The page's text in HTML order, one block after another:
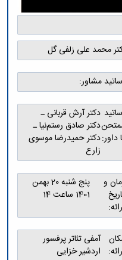
محمد علی زلفی گل
مشاور:
داور:
دکتر آرش قربانی ـ
دکتر صادق رستم‌نیا ـ
دکتر حمیدرضا موسوی
زارع
و
پنج شنبه 20 بهمن
1401 ساعت 14
آمفی تئاتر پرفسور
اردشیر خزایی